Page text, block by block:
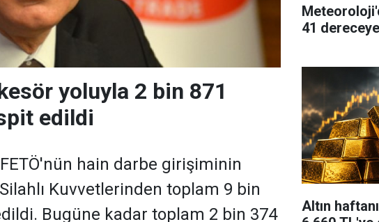
yoluyla 2 bin 871
edildi
hain darbe girişiminin
Kuvvetlerinden toplam 9 bin
Bugüne kadar toplam 2 bin 374
41
Altın